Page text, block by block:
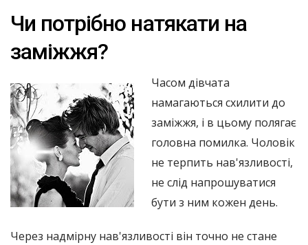
Чи потрібно натякати на
заміжжя?
Часом дівчата
намагаються схилити до
заміжжя, і в цьому полягає
головна помилка. Чоловік
не терпить нав'язливості,
не слід напрошуватися
бути з ним кожен день.
Через надмірну нав'язливості він точно не стане